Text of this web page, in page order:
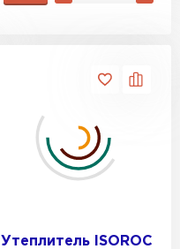
Утеплитель ISOROC